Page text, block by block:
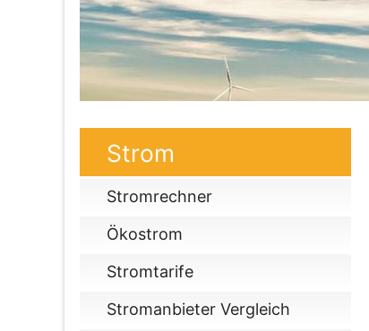
Strom
Stromrechner
Ökostrom
Stromtarife
Stromanbieter Vergleich